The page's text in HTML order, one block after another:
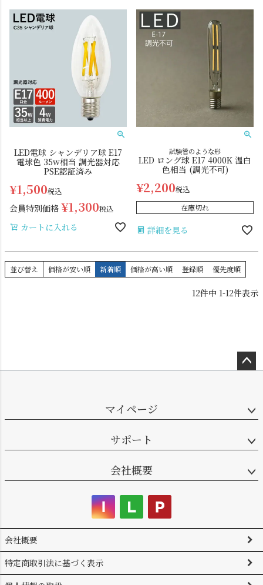
LED電球 シャンデリア球 E17
電球色 35w相当 調光器対応
PSE認証済み
¥1,500税込
会員特別価格 ¥1,300税込
カートに入れる
試験管のような形
LED ロング球 E17 4000K 温白
色相当 (調光不可)
¥2,200税込
在庫切れ
詳細を見る
並び替え 価格が安い順 新着順 価格が高い順 登録順 優先度順
12件中 1-12件表示
マイページ
サポート
会社概要
会社概要
特定商取引法に基づく表示